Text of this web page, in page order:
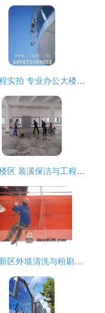
高空工程实拍 专业办公大楼清洗、外墙粉刷与玻璃幕墙维护细节图集
南京鼓楼区 装潢保洁与工程保洁一体化服务的专业之选
上海高新区外墙清洗与粉刷喷漆工程服务 以品质铸就城市新颜